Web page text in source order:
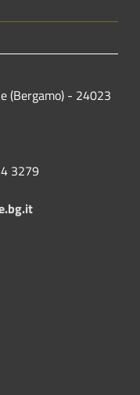
(Bergamo) - 24023
3279